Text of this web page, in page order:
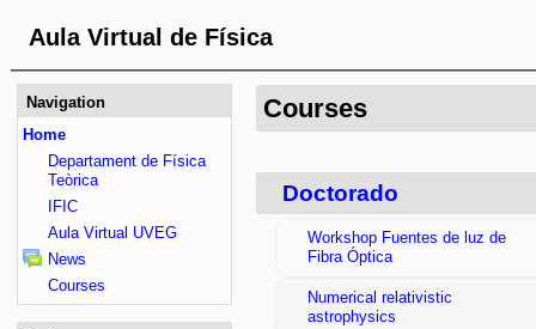
Aula Virtual de Física
Courses
Doctorado
Workshop Fuentes de luz de
Fibra Óptica
Numerical relativistic
astrophysics
Navigation
Home
Departament de Física
Teòrica
IFIC
Aula Virtual UVEG
News
Courses